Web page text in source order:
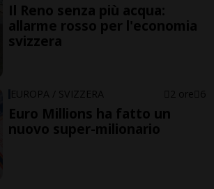
Il Reno senza più acqua:
allarme rosso per l'economia
svizzera
EUROPA / SVIZZERA 2 ore 6
Euro Millions ha fatto un
nuovo super-milionario